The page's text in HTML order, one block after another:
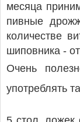
месяца
пивные
количестве
шиповника -
Очень
употреблять